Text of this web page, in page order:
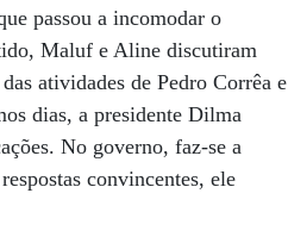
passou a incomodar o
Maluf e Aline discutiram
atividades de Pedro Corrêa e
dias, a presidente Dilma
No governo, faz-se a
convincentes, ele